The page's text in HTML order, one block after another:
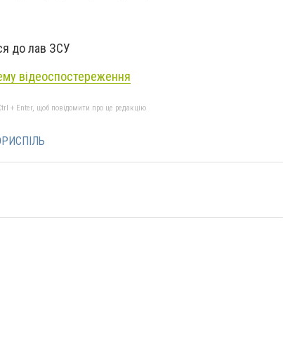
до лав ЗСУ
відеоспостереження
+ Enter, щоб повідомити про це редакцію